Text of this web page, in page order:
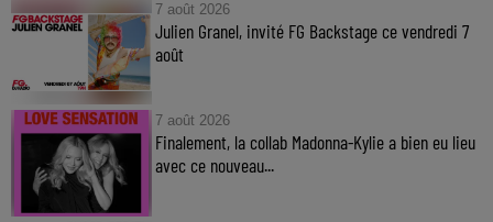
7 août 2026
Julien Granel, invité FG Backstage ce vendredi 7
août
7 août 2026
Finalement, la collab Madonna-Kylie a bien eu lieu
avec ce nouveau...